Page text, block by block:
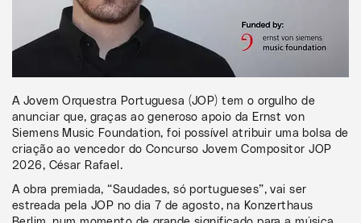
A Jovem Orquestra Portuguesa (JOP) tem o orgulho de
anunciar que, graças ao generoso apoio da Ernst von
Siemens Music Foundation, foi possível atribuir uma bolsa de
criação ao vencedor do Concurso Jovem Compositor JOP
2026, César Rafael.
A obra premiada, “Saudades, só portugueses”, vai ser
estreada pela JOP no dia 7 de agosto, na Konzerthaus